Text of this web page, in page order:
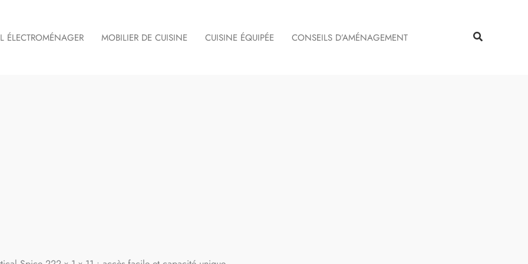
ÉLECTROMÉNAGER MOBILIER DE CUISINE CUISINE ÉQUIPÉE CONSEILS D’AMÉNAGEMENT Rechercher